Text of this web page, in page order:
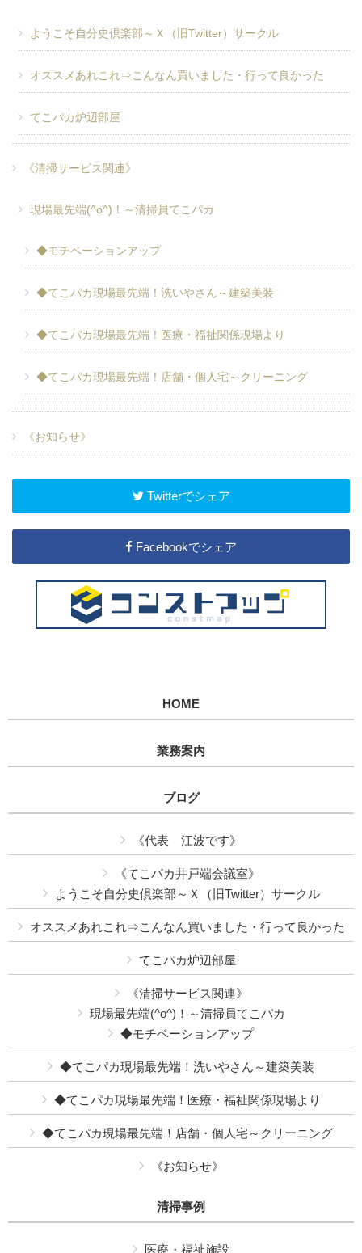
ようこそ自分史倶楽部～Ｘ（旧Twitter）サークル
オススメあれこれ⇒こんなん買いました・行って良かった
てこパカ炉辺部屋
《清掃サービス関連》
現場最先端(^o^)！～清掃員てこパカ
◆モチベーションアップ
◆てこパカ現場最先端！洗いやさん～建築美装
◆てこパカ現場最先端！医療・福祉関係現場より
◆てこパカ現場最先端！店舗・個人宅～クリーニング
《お知らせ》
Twitterでシェア
Facebookでシェア
HOME
業務案内
ブログ
《代表 江波です》
《てこパカ井戸端会議室》
ようこそ自分史倶楽部～Ｘ（旧Twitter）サークル
オススメあれこれ⇒こんなん買いました・行って良かった
てこパカ炉辺部屋
《清掃サービス関連》
現場最先端(^o^)！～清掃員てこパカ
◆モチベーションアップ
◆てこパカ現場最先端！洗いやさん～建築美装
◆てこパカ現場最先端！医療・福祉関係現場より
◆てこパカ現場最先端！店舗・個人宅～クリーニング
《お知らせ》
清掃事例
医療・福祉施設